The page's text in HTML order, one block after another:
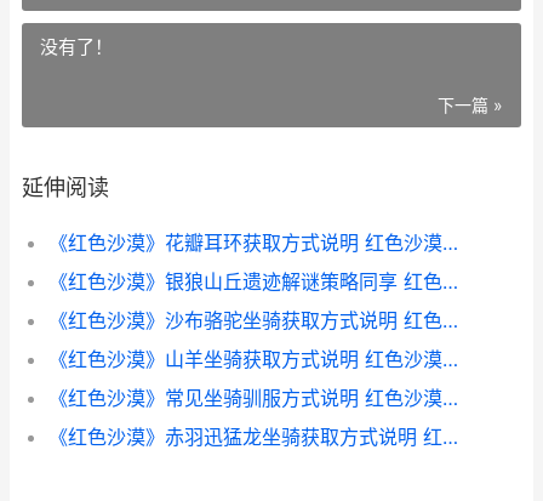
没有了！
下一篇 »
延伸阅读
《红色沙漠》花瓣耳环获取方式说明 红色沙漠是谁的作品
《红色沙漠》银狼山丘遗迹解谜策略同享 红色沙漠银狼山可疑的气息
《红色沙漠》沙布骆驼坐骑获取方式说明 红色沙漠沙漠碎片
《红色沙漠》山羊坐骑获取方式说明 红色沙漠山羊在哪
《红色沙漠》常见坐骑驯服方式说明 红色沙漠分析
《红色沙漠》赤羽迅猛龙坐骑获取方式说明 红色沙漠剧情